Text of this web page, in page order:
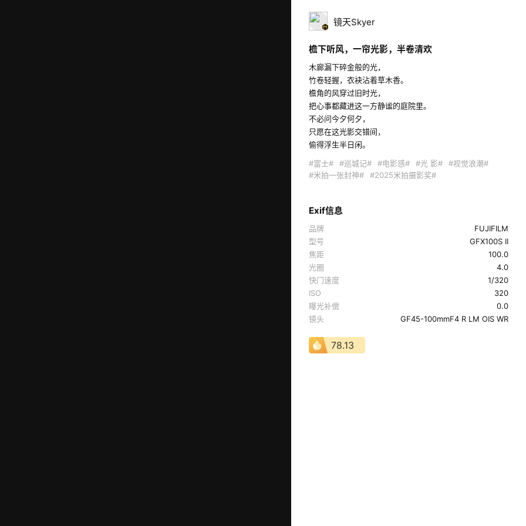
镜天Skyer
檐下听风，一帘光影，半卷清欢
木廊漏下碎金般的光，
竹卷轻握，衣袂沾着草木香。
檐角的风穿过旧时光，
把心事都藏进这一方静谧的庭院里。
不必问今夕何夕，
只愿在这光影交错间，
偷得浮生半日闲。
#富士#
#巡城记# #电影感# #光 影#
#视觉浪潮#
#米拍一张封神#
#2025米拍摄影奖#
Exif信息
品牌
FUJIFILM
型号
GFX100S II
焦距
100.0
光圈
4.0
快门速度
1/320
ISO
320
曝光补偿
0.0
镜头
GF45-100mmF4 R LM OIS WR
78.13